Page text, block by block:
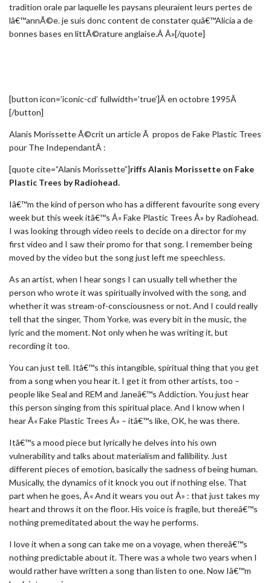
tradition orale par laquelle les paysans pleuraient leurs pertes de
lâ€™annÃ©e. je suis donc content de constater quâ€™Alicia a de
bonnes bases en littÃ©rature anglaise.Â Â»[/quote]
[button icon=’iconic-cd’ fullwidth=’true’]Â en octobre 1995Â
[/button]
Alanis Morissette Ã©crit un article Ã propos de Fake Plastic Trees
pour The IndependantÂ :
[quote cite=”Alanis Morissette”]riffs Alanis Morissette on Fake
Plastic Trees by Radiohead.
Iâ€™m the kind of person who has a different favourite song every
week but this week itâ€™s Â« Fake Plastic Trees Â» by Radiohead.
I was looking through video reels to decide on a director for my
first video and I saw their promo for that song. I remember being
moved by the video but the song just left me speechless.
As an artist, when I hear songs I can usually tell whether the
person who wrote it was spiritually involved with the song, and
whether it was stream-of-consciousness or not. And I could really
tell that the singer, Thom Yorke, was every bit in the music, the
lyric and the moment. Not only when he was writing it, but
recording it too.
You can just tell. Itâ€™s this intangible, spiritual thing that you get
from a song when you hear it. I get it from other artists, too –
people like Seal and REM and Janeâ€™s Addiction. You just hear
this person singing from this spiritual place. And I know when I
hear Â« Fake Plastic Trees Â» – itâ€™s like, OK, he was there.
Itâ€™s a mood piece but lyrically he delves into his own
vulnerability and talks about materialism and fallibility. Just
different pieces of emotion, basically the sadness of being human.
Musically, the dynamics of it knock you out if nothing else. That
part when he goes, Â« And it wears you out Â» : that just takes my
heart and throws it on the floor. His voice is fragile, but thereâ€™s
nothing premeditated about the way he performs.
I love it when a song can take me on a voyage, when thereâ€™s
nothing predictable about it. There was a whole two years when I
would rather have written a song than listen to one. Now Iâ€™m